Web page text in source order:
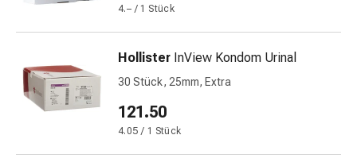
Muskel-
&
Gelenkschmerzen
Schmerztherapie
Kühlen
Wärmen
4.– / 1 Stück
Hollister InView Kondom Urinal
30 Stück, 25mm, Extra
121.50
4.05 / 1 Stück